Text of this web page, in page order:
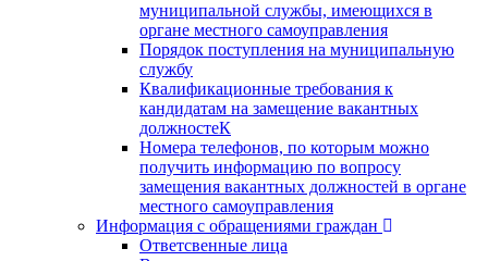
муниципальной службы, имеющихся в
органе местного самоуправления
Порядок поступления на муниципальную
службу
Квалификационные требования к
кандидатам на замещение вакантных
должностеК
Номера телефонов, по которым можно
получить информацию по вопросу
замещения вакантных должностей в органе
местного самоуправления
Информация с обращениями граждан
Ответсвенные лица